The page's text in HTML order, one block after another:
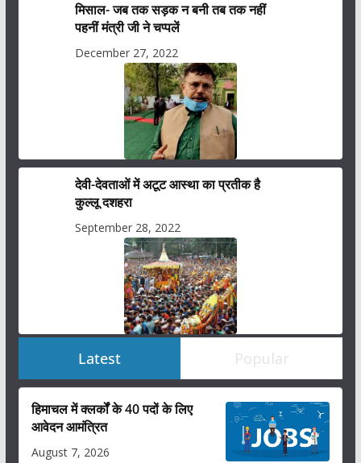
मिसाल- जब तक सड़क न बनी तब तक नहीं
पहनीं मंत्री जी ने चप्पलें
December 27, 2022
देवी-देवताओं में अटूट आस्था का प्रतीक है
कुल्लू दशहरा
September 28, 2022
Latest Popular
हिमाचल में क्लर्कों के 40 पदों के लिए
आवेदन आमंत्रित
August 7, 2026